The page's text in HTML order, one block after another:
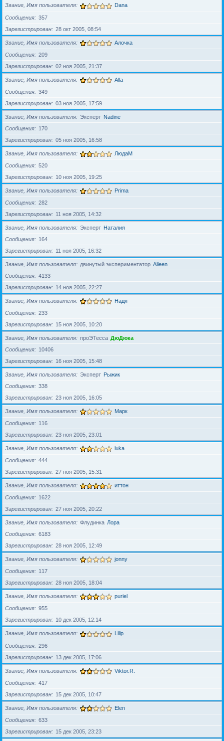
Звание, Имя пользователя Dana
Сообщения
357
Зарегистрирован
28 окт 2005, 08:54
Звание, Имя пользователя Алочка
Сообщения
209
Зарегистрирован
02 ноя 2005, 21:37
Звание, Имя пользователя Alla
Сообщения
349
Зарегистрирован
03 ноя 2005, 17:59
Звание, Имя пользователя Эксперт Nadine
Сообщения
170
Зарегистрирован
05 ноя 2005, 16:58
Звание, Имя пользователя ЛюдаМ
Сообщения
520
Зарегистрирован
10 ноя 2005, 19:25
Звание, Имя пользователя Prima
Сообщения
282
Зарегистрирован
11 ноя 2005, 14:32
Звание, Имя пользователя Эксперт Наталия
Сообщения
164
Зарегистрирован
11 ноя 2005, 16:32
Звание, Имя пользователя двинутый экспериментатор Aileen
Сообщения
4133
Зарегистрирован
14 ноя 2005, 22:27
Звание, Имя пользователя Надя
Сообщения
233
Зарегистрирован
15 ноя 2005, 10:20
Звание, Имя пользователя проЭТесса ДюДюка
Сообщения
10406
Зарегистрирован
16 ноя 2005, 15:48
Звание, Имя пользователя Эксперт Рыжик
Сообщения
338
Зарегистрирован
23 ноя 2005, 16:05
Звание, Имя пользователя Марк
Сообщения
116
Зарегистрирован
23 ноя 2005, 23:01
Звание, Имя пользователя luka
Сообщения
444
Зарегистрирован
27 ноя 2005, 15:31
Звание, Имя пользователя иттон
Сообщения
1622
Зарегистрирован
27 ноя 2005, 20:22
Звание, Имя пользователя Флудинка Лора
Сообщения
6183
Зарегистрирован
28 ноя 2005, 12:49
Звание, Имя пользователя jonny
Сообщения
117
Зарегистрирован
28 ноя 2005, 18:04
Звание, Имя пользователя puriel
Сообщения
955
Зарегистрирован
10 дек 2005, 12:14
Звание, Имя пользователя Lilip
Сообщения
296
Зарегистрирован
13 дек 2005, 17:06
Звание, Имя пользователя Viktor.R.
Сообщения
417
Зарегистрирован
15 дек 2005, 10:47
Звание, Имя пользователя Elen
Сообщения
633
Зарегистрирован
15 дек 2005, 23:23